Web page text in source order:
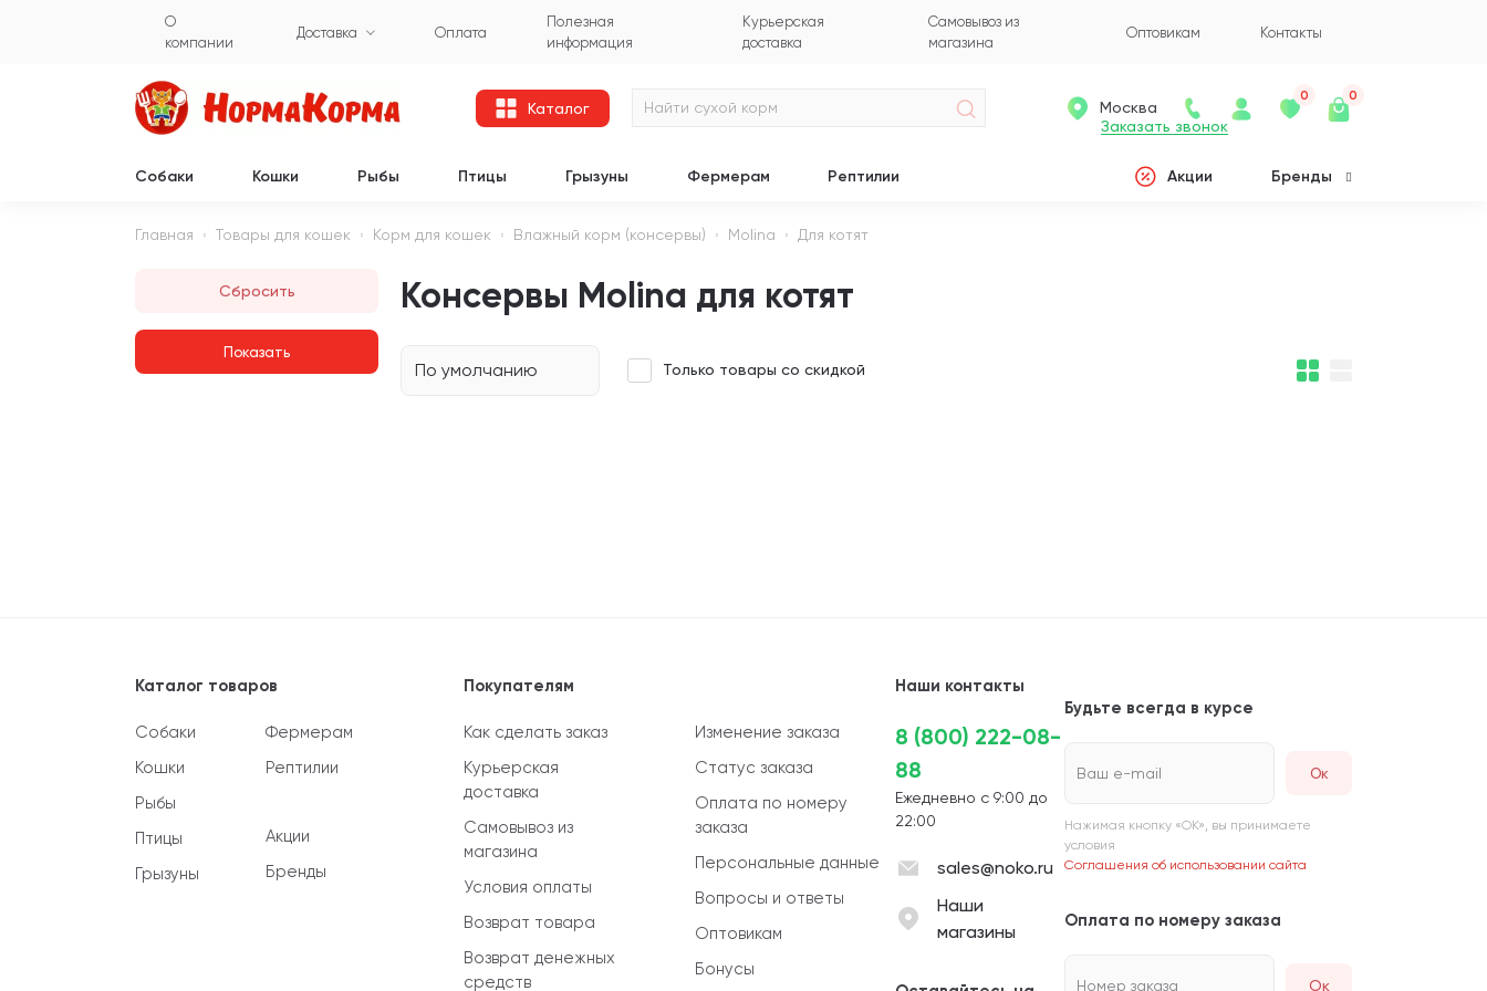
О
компании
Доставка Оплата
Полезная
информация
Курьерская
доставка
Самовывоз из
магазина
Оптовикам Контакты
Каталог
Заказать звонок
Москва
0 0
Собаки Кошки Рыбы Птицы Грызуны Фермерам Рептилии Акции Бренды
Главная Товары для кошек Корм для кошек Влажный корм (консервы) Molina Для котят
Сбросить Консервы Molina для котят
По умолчанию Только товары со скидкой
Каталог товаров
Собаки
Кошки
Рыбы
Птицы
Грызуны
Фермерам
Рептилии
Акции
Бренды
Покупателям
Как сделать заказ
Курьерская
доставка
Самовывоз из
магазина
Условия оплаты
Возврат товара
Возврат денежных
средств
Изменение заказа
Статус заказа
Оплата по номеру
заказа
Персональные данные
Вопросы и ответы
Оптовикам
Бонусы
Наши контакты
8 (800) 222-08-
88
Ежедневно с 9:00 до
22:00
sales@noko.ru
Наши
магазины
Будьте всегда в курсе
Ваш e-mail
Нажимая кнопку «ОК», вы принимаете
условия
Соглашения об использовании сайта
Оплата по номеру заказа
Номер заказа Ок